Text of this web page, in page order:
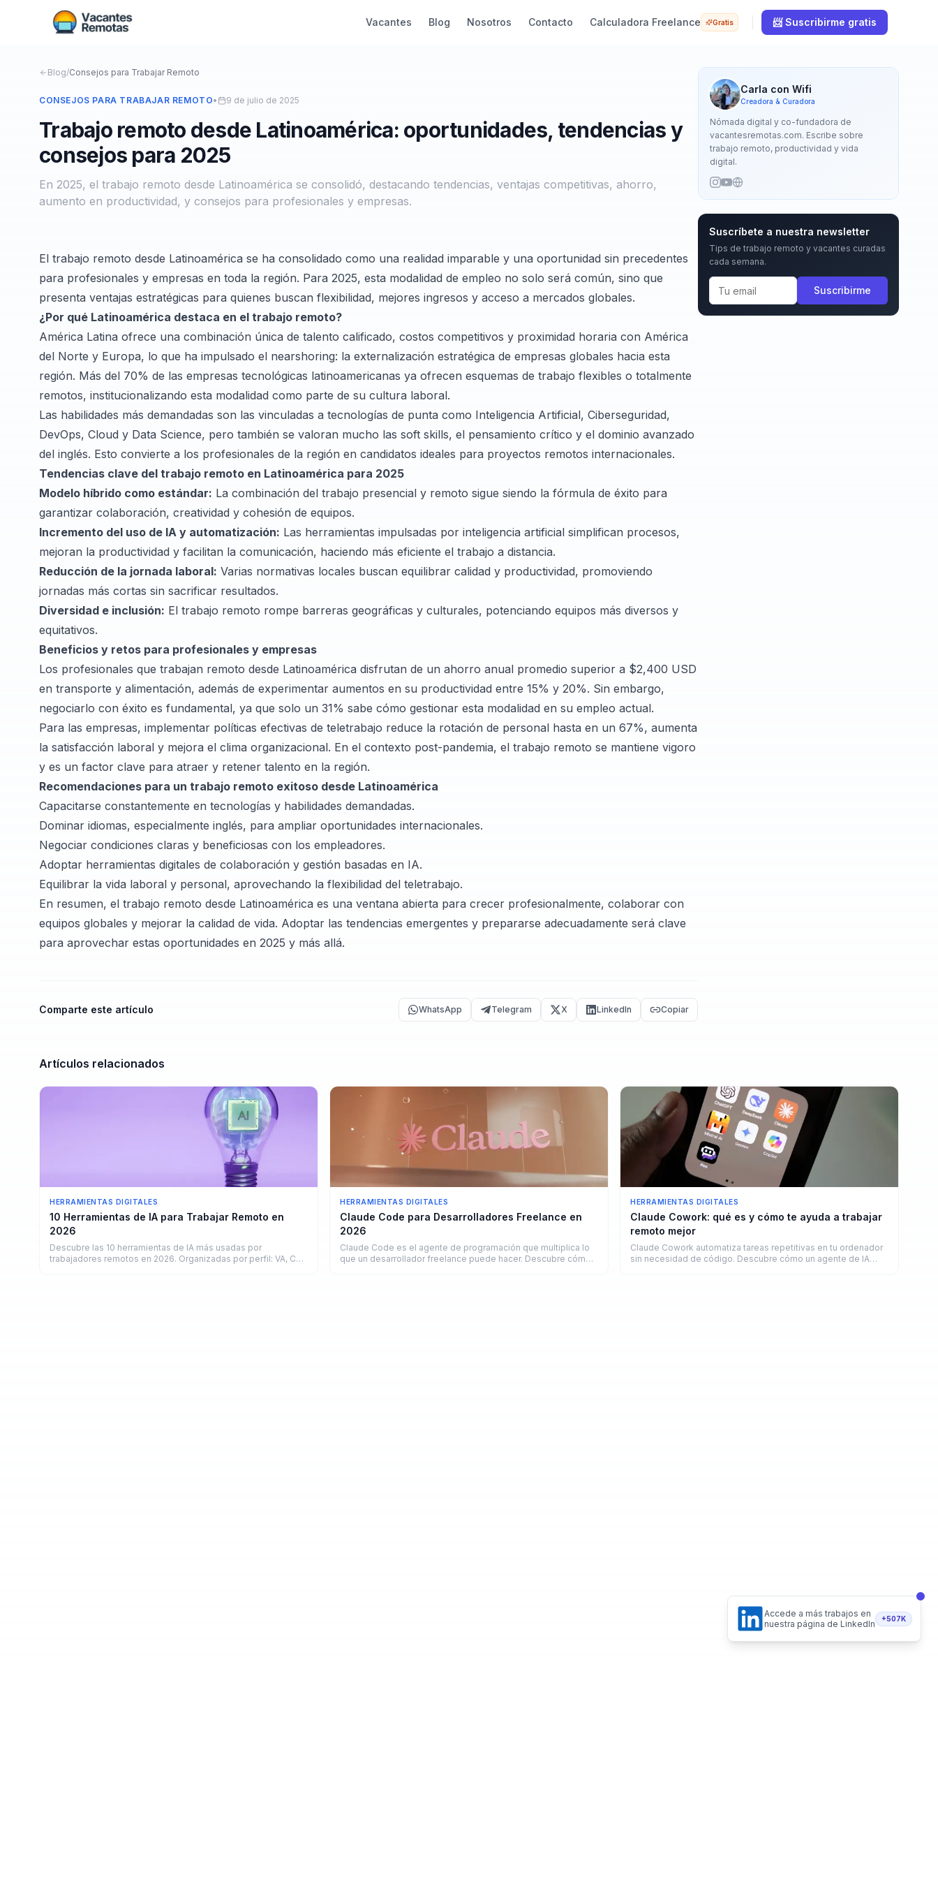
Vacantes Blog Nosotros Contacto Calculadora Freelance Gratis 📨 Suscribirme gratis
Blog/Consejos para Trabajar Remoto
CONSEJOS PARA TRABAJAR REMOTO• 9 de julio de 2025
Trabajo remoto desde Latinoamérica: oportunidades, tendencias y
consejos para 2025
En 2025, el trabajo remoto desde Latinoamérica se consolidó, destacando tendencias, ventajas competitivas, ahorro,
aumento en productividad, y consejos para profesionales y empresas.
El trabajo remoto desde Latinoamérica se ha consolidado como una realidad imparable y una oportunidad sin precedentes
para profesionales y empresas en toda la región. Para 2025, esta modalidad de empleo no solo será común, sino que
presenta ventajas estratégicas para quienes buscan flexibilidad, mejores ingresos y acceso a mercados globales.
¿Por qué Latinoamérica destaca en el trabajo remoto?
América Latina ofrece una combinación única de talento calificado, costos competitivos y proximidad horaria con América
del Norte y Europa, lo que ha impulsado el nearshoring: la externalización estratégica de empresas globales hacia esta
región. Más del 70% de las empresas tecnológicas latinoamericanas ya ofrecen esquemas de trabajo flexibles o totalmente
remotos, institucionalizando esta modalidad como parte de su cultura laboral.
Las habilidades más demandadas son las vinculadas a tecnologías de punta como Inteligencia Artificial, Ciberseguridad,
DevOps, Cloud y Data Science, pero también se valoran mucho las soft skills, el pensamiento crítico y el dominio avanzado
del inglés. Esto convierte a los profesionales de la región en candidatos ideales para proyectos remotos internacionales.
Tendencias clave del trabajo remoto en Latinoamérica para 2025
Modelo híbrido como estándar: La combinación del trabajo presencial y remoto sigue siendo la fórmula de éxito para
garantizar colaboración, creatividad y cohesión de equipos.
Incremento del uso de IA y automatización: Las herramientas impulsadas por inteligencia artificial simplifican procesos,
mejoran la productividad y facilitan la comunicación, haciendo más eficiente el trabajo a distancia.
Reducción de la jornada laboral: Varias normativas locales buscan equilibrar calidad y productividad, promoviendo
jornadas más cortas sin sacrificar resultados.
Diversidad e inclusión: El trabajo remoto rompe barreras geográficas y culturales, potenciando equipos más diversos y
equitativos.
Beneficios y retos para profesionales y empresas
Los profesionales que trabajan remoto desde Latinoamérica disfrutan de un ahorro anual promedio superior a $2,400 USD
en transporte y alimentación, además de experimentar aumentos en su productividad entre 15% y 20%. Sin embargo,
negociarlo con éxito es fundamental, ya que solo un 31% sabe cómo gestionar esta modalidad en su empleo actual.
Para las empresas, implementar políticas efectivas de teletrabajo reduce la rotación de personal hasta en un 67%, aumenta
la satisfacción laboral y mejora el clima organizacional. En el contexto post-pandemia, el trabajo remoto se mantiene vigoro
y es un factor clave para atraer y retener talento en la región.
Recomendaciones para un trabajo remoto exitoso desde Latinoamérica
Capacitarse constantemente en tecnologías y habilidades demandadas.
Dominar idiomas, especialmente inglés, para ampliar oportunidades internacionales.
Negociar condiciones claras y beneficiosas con los empleadores.
Adoptar herramientas digitales de colaboración y gestión basadas en IA.
Equilibrar la vida laboral y personal, aprovechando la flexibilidad del teletrabajo.
En resumen, el trabajo remoto desde Latinoamérica es una ventana abierta para crecer profesionalmente, colaborar con
equipos globales y mejorar la calidad de vida. Adoptar las tendencias emergentes y prepararse adecuadamente será clave
para aprovechar estas oportunidades en 2025 y más allá.
Comparte este artículo WhatsApp Telegram X LinkedIn Copiar
Carla con Wifi
Creadora & Curadora
Nómada digital y co-fundadora de
vacantesremotas.com. Escribe sobre
trabajo remoto, productividad y vida
digital.
Suscríbete a nuestra newsletter
Tips de trabajo remoto y vacantes curadas
cada semana.
Suscribirme
Artículos relacionados
HERRAMIENTAS DIGITALES
10 Herramientas de IA para Trabajar Remoto en
2026
Descubre las 10 herramientas de IA más usadas por
trabajadores remotos en 2026. Organizadas por perfil: VA, CM,
HERRAMIENTAS DIGITALES
Claude Code para Desarrolladores Freelance en
2026
Claude Code es el agente de programación que multiplica lo
que un desarrollador freelance puede hacer. Descubre cómo
HERRAMIENTAS DIGITALES
Claude Cowork: qué es y cómo te ayuda a trabajar
remoto mejor
Claude Cowork automatiza tareas repetitivas en tu ordenador
sin necesidad de código. Descubre cómo un agente de IA
Accede a más trabajos en
nuestra página de LinkedIn
+507K